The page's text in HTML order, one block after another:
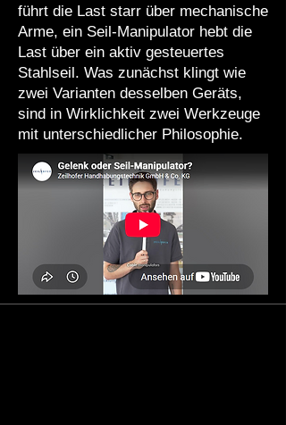
führt die Last starr über mechanische
Arme, ein Seil-Manipulator hebt die
Last über ein aktiv gesteuertes
Stahlseil. Was zunächst klingt wie
zwei Varianten desselben Geräts,
sind in Wirklichkeit zwei Werkzeuge
mit unterschiedlicher Philosophie.